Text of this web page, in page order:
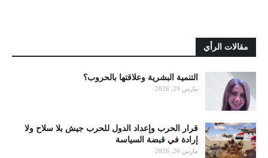
مقالات الرأي
التنمية البشرية وعلاقتها بالحروب؟
مارس 29, 2026
قرار الحرب وإعداد الدول للحرب جيش بلا سلاح ولا
إرادة في قبضة السياسة
مارس 26, 2026